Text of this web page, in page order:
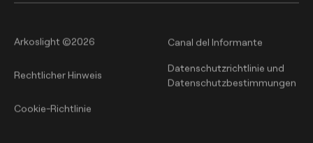
Arkoslight ©2026 Canal del Informante
Rechtlicher Hinweis
Datenschutzrichtlinie und
Datenschutzbestimmungen
Cookie-Richtlinie